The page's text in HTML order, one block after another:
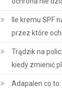
Ile kremu SPF
przez które
Trądzik na
kiedy zmienić
Adapalen co